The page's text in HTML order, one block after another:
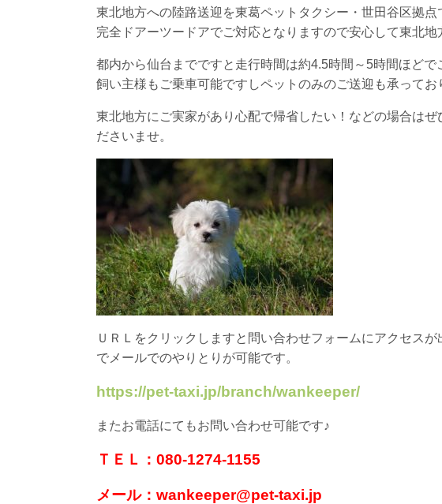
東北地方への陸路送迎を東葛ペットタクシー・世田谷区拠点
完全ドアーツードアでご対応となりますので安心して東北地
都内から仙台までですと走行時間は約4.5時間～5時間ほどで
飼い主様もご乗車可能ですしペットのみのご送迎も承ってお
東北地方にご実家があり心配で帰省したい！などの場合は
ださいませ。
ＵＲＬをクリックしますと問い合わせフォームにアクセス
でメールでのやりとりが可能です。
https://pet-taxi.jp/branch/wankeeper/
またお電話にてもお問い合わせ可能です♪
ＴＥＬ：080-1274-1155
メール：wankeeper@pet-taxi.jp